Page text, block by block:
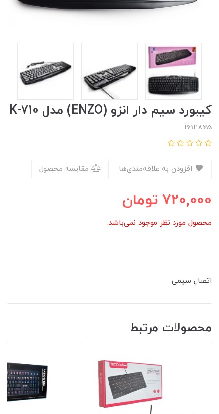
کیبورد سیم دار انزو (ENZO) مدل K-710
16111825
مقایسه محصول
720,000 تومان
محصول مورد نظر موجود نمی‌باشد.
اتصال سیمی
محصولات مرتبط